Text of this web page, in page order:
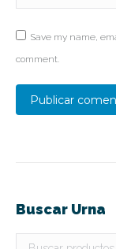
Save my name,
comment.
Publicar
Buscar Urna